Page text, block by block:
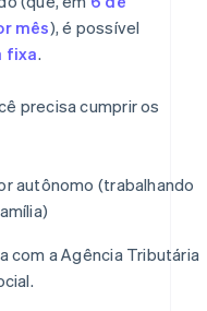
mês), é possível
fixa.
precisa cumprir os
autônomo (trabalhando
com a Agência Tributária